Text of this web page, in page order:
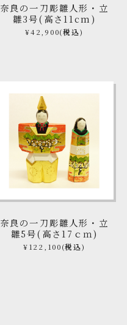
奈良の一刀彫雛人形・立
雛3号(高さ11cm)
¥42,900(税込)
奈良の一刀彫雛人形・立
雛5号(高さ17ｃｍ)
¥122,100(税込)